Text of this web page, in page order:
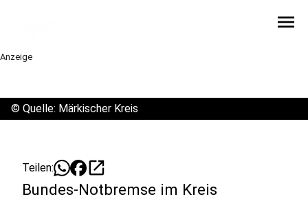
menu
Anzeige
© Quelle: Märkischer Kreis
Teilen: open_in_new
Bundes-Notbremse im Kreis